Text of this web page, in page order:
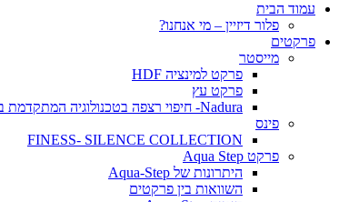
עמוד הבית
פלור דיזיין – מי אנחנו?
פרקטים
מייסטר
פרקט למינציה HDF
פרקט עץ
Nadura- חיפוי רצפה בטכנולוגיה המתקדמת בעולם
פינס
FINESS- SILENCE COLLECTION
פרקט Aqua Step
היתרונות של Aqua-Step
השוואות בין פרקטים